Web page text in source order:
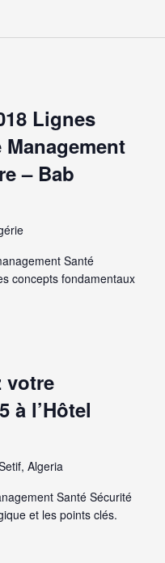
Lignes
– Bab
Santé
concepts fondamentaux
votre
à l’Hôtel
Algeria
Santé Sécurité
et les points clés.